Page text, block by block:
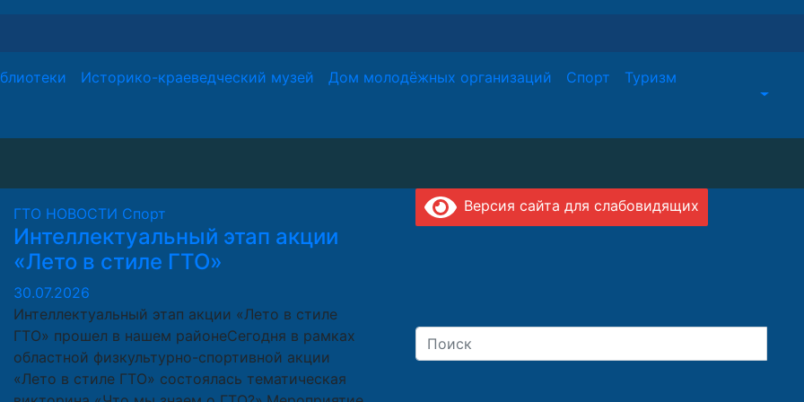
Историко-краеведческий музей Дом молодёжных организаций Спорт
Туризм
ГТО НОВОСТИ Спорт
Интеллектуальный этап акции
«Лето в стиле ГТО»
30.07.2026
Интеллектуальный этап акции «Лето в стиле
ГТО» прошел в нашем районеСегодня в рамках
областной физкультурно-спортивной акции
«Лето в стиле ГТО» состоялась тематическая
Версия сайта для слабовидящих